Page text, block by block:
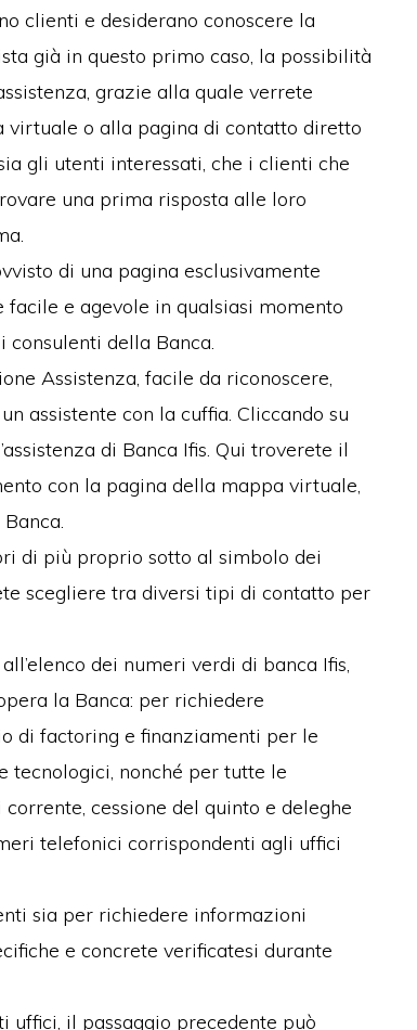
clienti e desiderano conoscere la
già in questo primo caso, la possibilità
grazie alla quale verrete
o alla pagina di contatto diretto
gli utenti interessati, che i clienti che
una prima risposta alle loro
di una pagina esclusivamente
e agevole in qualsiasi momento
consulenti della Banca.
Assistenza, facile da riconoscere,
assistente con la cuffia. Cliccando su
di Banca Ifis. Qui troverete il
con la pagina della mappa virtuale,
di più proprio sotto al simbolo dei
scegliere tra diversi tipi di contatto per
dei numeri verdi di banca Ifis,
la Banca: per richiedere
di factoring e finanziamenti per le
tecnologici, nonché per tutte le
cessione del quinto e deleghe
telefonici corrispondenti agli uffici
sia per richiedere informazioni
e concrete verificatesi durante
il passaggio precedente può